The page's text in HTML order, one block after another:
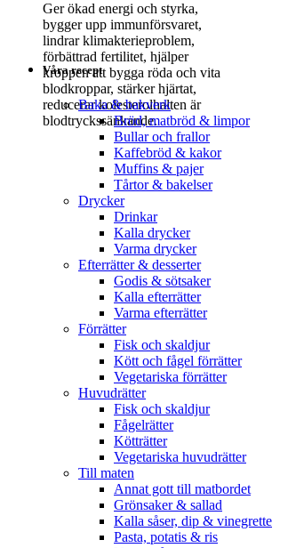
Ger ökad energi och styrka,
bygger upp immunförsvaret,
lindrar klimakterieproblem,
förbättrad fertilitet, hjälper
kroppen att bygga röda och vita
blodkroppar, stärker hjärtat,
reducerar kolesterolhalten är
blodtryckssänkande.
Våra recept
Baka & bakverk
Bröd, matbröd & limpor
Bullar och frallor
Kaffebröd & kakor
Muffins & pajer
Tårtor & bakelser
Drycker
Drinkar
Kalla drycker
Varma drycker
Efterrätter & desserter
Godis & sötsaker
Kalla efterrätter
Varma efterrätter
Förrätter
Fisk och skaldjur
Kött och fågel förrätter
Vegetariska förrätter
Huvudrätter
Fisk och skaldjur
Fågelrätter
Kötträtter
Vegetariska huvudrätter
Till maten
Annat gott till matbordet
Grönsaker & sallad
Kalla såser, dip & vinegrette
Pasta, potatis & ris